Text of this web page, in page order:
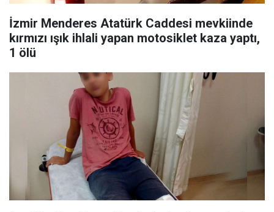
İzmir Menderes Atatürk Caddesi mevkiinde
kırmızı ışık ihlali yapan motosiklet kaza yaptı,
1 ölü